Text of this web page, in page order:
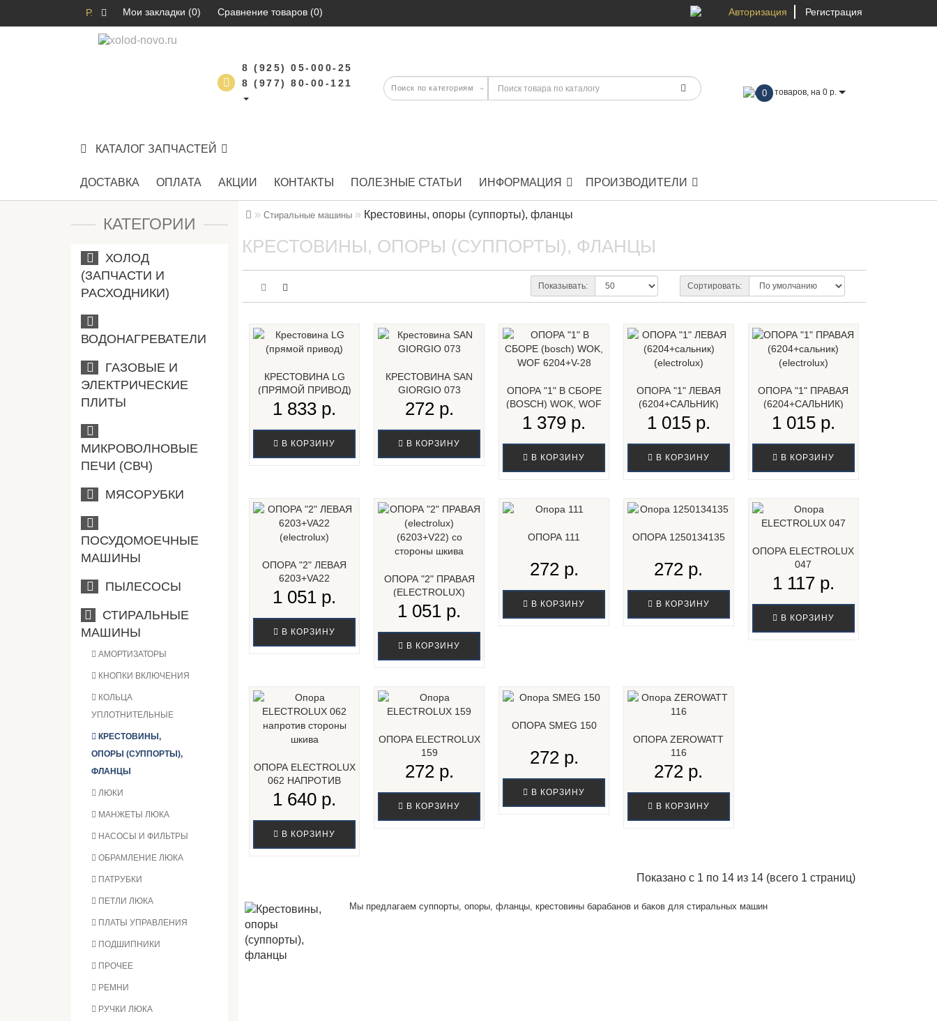
Р. Мои закладки (0) Сравнение товаров (0) Авторизация Регистрация
8 (925) 05-000-25
8 (977) 80-00-121
0 товаров, на 0 р.
КАТАЛОГ ЗАПЧАСТЕЙ
ДОСТАВКА ОПЛАТА АКЦИИ КОНТАКТЫ ПОЛЕЗНЫЕ СТАТЬИ ИНФОРМАЦИЯ ПРОИЗВОДИТЕЛИ
КАТЕГОРИИ
ХОЛОД
(ЗАПЧАСТИ И
РАСХОДНИКИ)
ВОДОНАГРЕВАТЕЛИ
ГАЗОВЫЕ И
ЭЛЕКТРИЧЕСКИЕ
ПЛИТЫ
МИКРОВОЛНОВЫЕ
ПЕЧИ (СВЧ)
МЯСОРУБКИ
ПОСУДОМОЕЧНЫЕ
МАШИНЫ
ПЫЛЕСОСЫ
СТИРАЛЬНЫЕ
МАШИНЫ
АМОРТИЗАТОРЫ
КНОПКИ ВКЛЮЧЕНИЯ
КОЛЬЦА
УПЛОТНИТЕЛЬНЫЕ
КРЕСТОВИНЫ,
ОПОРЫ (СУППОРТЫ),
ФЛАНЦЫ
ЛЮКИ
МАНЖЕТЫ ЛЮКА
НАСОСЫ И ФИЛЬТРЫ
ОБРАМЛЕНИЕ ЛЮКА
ПАТРУБКИ
ПЕТЛИ ЛЮКА
ПЛАТЫ УПРАВЛЕНИЯ
ПОДШИПНИКИ
ПРОЧЕЕ
РЕМНИ
РУЧКИ ЛЮКА
Стиральные машины Крестовины, опоры (суппорты), фланцы
КРЕСТОВИНЫ, ОПОРЫ (СУППОРТЫ), ФЛАНЦЫ
Сортировать:
Показывать:
КРЕСТОВИНА LG
(ПРЯМОЙ ПРИВОД)
1 833 р.
В КОРЗИНУ
КРЕСТОВИНА SAN
GIORGIO 073
272 р.
В КОРЗИНУ
ОПОРА "1" В СБОРЕ
(BOSCH) WOK, WOF
6204+V-28...
1 379 р.
В КОРЗИНУ
ОПОРА "1" ЛЕВАЯ
(6204+САЛЬНИК)
(ELECTROLUX)...
1 015 р.
В КОРЗИНУ
ОПОРА "1" ПРАВАЯ
(6204+САЛЬНИК)
(ELECTROLUX)...
1 015 р.
В КОРЗИНУ
ОПОРА "2" ЛЕВАЯ
6203+VA22
(ELECTROLUX)...
1 051 р.
В КОРЗИНУ
ОПОРА "2" ПРАВАЯ
(ELECTROLUX)
(6203+V22) СО С...
1 051 р.
В КОРЗИНУ
ОПОРА 111
272 р.
В КОРЗИНУ
ОПОРА 1250134135
272 р.
В КОРЗИНУ
ОПОРА ELECTROLUX
047
1 117 р.
В КОРЗИНУ
ОПОРА ELECTROLUX
062 НАПРОТИВ
СТОРОНЫ ШКИВА...
1 640 р.
В КОРЗИНУ
ОПОРА ELECTROLUX
159
272 р.
В КОРЗИНУ
ОПОРА SMEG 150
272 р.
В КОРЗИНУ
ОПОРА ZEROWATT
116
272 р.
В КОРЗИНУ
Показано с 1 по 14 из 14 (всего 1 страниц)
Мы предлагаем суппорты,опоры,фланцы,крестовины барабанов и баков для стиральных машин